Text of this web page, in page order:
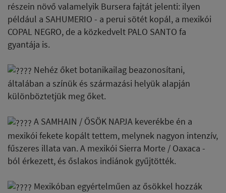
részein növő valamelyik Bursera fajtát jelenti: ilyen
például a SAHUMERIO - a perui sötét kopál, a mexikói
COPAL NEGRO, de a közkedvelt PALO SANTO fa
gyantája is.
Nehéz őket botanikailag beazonosítani,
általában a színük és származási helyük alapján
különböztetjük meg őket.
A SAMHAIN / ŐSÖK NAPJA keverékbe én a
mexikói fekete kopált tettem, melynek nagyon intenzív,
fűszeres illata van. A mexikói Sierra Morte / Oaxaca -
ból érkezett, és őslakos indiánok gyűjtötték.
Mexikóban egyértelműen az ősökkel hozzák